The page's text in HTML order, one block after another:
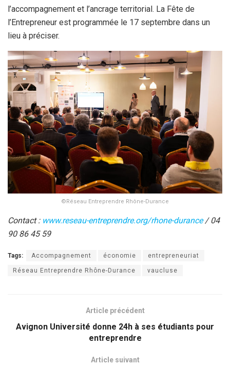
l’accompagnement et l’ancrage territorial. La Fête de
l’Entrepreneur est programmée le 17 septembre dans un
lieu à préciser.
©Réseau Entreprendre Rhône-Durance
Contact : www.reseau-entreprendre.org/rhone-durance/ 04
90 86 45 59
Tags: Accompagnement économie entrepreneuriat
Réseau Entreprendre Rhône-Durance vaucluse
Article précédent
Avignon Université donne 24h à ses étudiants pour
entreprendre
Article suivant